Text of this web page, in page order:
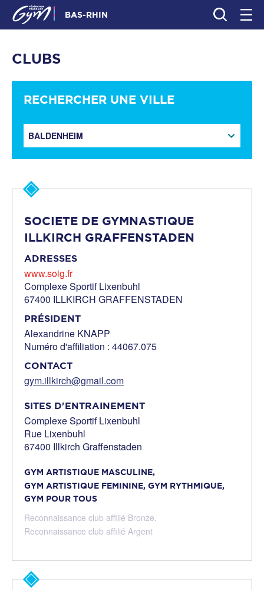
BAS-RHIN
CLUBS
RECHERCHER UNE VILLE
BALDENHEIM
SOCIETE DE GYMNASTIQUE
ILLKIRCH GRAFFENSTADEN
ADRESSES
www.soig.fr
Complexe Sportif Lixenbuhl
67400 ILLKIRCH GRAFFENSTADEN
PRÉSIDENT
Alexandrine KNAPP
Numéro d'affiliation : 44067.075
CONTACT
gym.illkirch@gmail.com
SITES D'ENTRAINEMENT
Complexe Sportif Lixenbuhl
Rue Lixenbuhl
67400 Illkirch Graffenstaden
GYM ARTISTIQUE MASCULINE,
GYM ARTISTIQUE FEMININE, GYM RYTHMIQUE,
GYM POUR TOUS
Reconnaissance club affilié Bronze,
Reconnaissance club affilié Argent